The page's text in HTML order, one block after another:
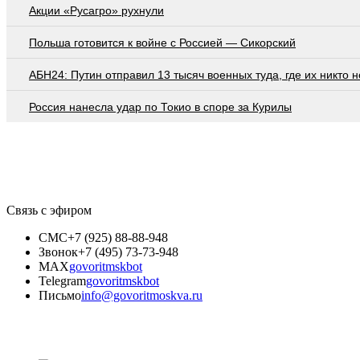
Акции «Русагро» рухнули
Польша готовится к войне с Россией — Сикорский
АБН24: Путин отправил 13 тысяч военных туда, где их никто
Россия нанесла удар по Токио в споре за Курилы
Связь с эфиром
СМС+7 (925) 88-88-948
Звонок+7 (495) 73-73-948
MAXgovoritmskbot
Telegramgovoritmskbot
Письмоinfo@govoritmoskva.ru